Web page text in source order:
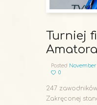
Turniej
Posted November
0
247
Zakręconej